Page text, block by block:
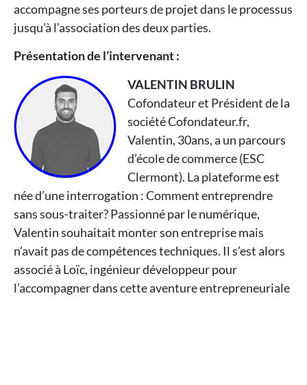
accompagne ses porteurs de projet dans le processus
jusqu’à l’association des deux parties.
Présentation de l’intervenant :
VALENTIN BRULIN
Cofondateur et Président de la
société Cofondateur.fr,
Valentin, 30ans, a un parcours
d’école de commerce (ESC
Clermont). La plateforme est
née d’une interrogation : Comment entreprendre
sans sous-traiter? Passionné par le numérique,
Valentin souhaitait monter son entreprise mais
n’avait pas de compétences techniques. Il s’est alors
associé à Loïc, ingénieur développeur pour
l’accompagner dans cette aventure entrepreneuriale